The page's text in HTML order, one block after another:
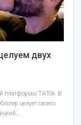
двух
платформы TikTok. В
целует своего